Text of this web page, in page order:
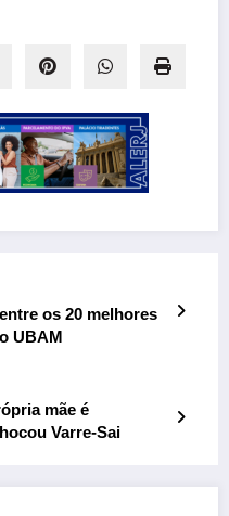
os 20 melhores
UBAM
mãe é
Varre-Sai